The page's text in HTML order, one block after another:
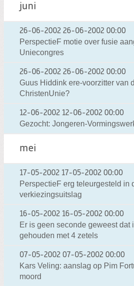
juni
26-06-2002 26-06-2002 00:00
PerspectieF motie over fusie
Uniecongres
26-06-2002 26-06-2002 00:00
Guus Hiddink ere-voorzitter van
ChristenUnie?
12-06-2002 12-06-2002 00:00
Gezocht: Jongeren-
mei
17-05-2002 17-05-2002 00:00
PerspectieF erg teleurgesteld in
verkiezingsuitslag
16-05-2002 16-05-2002 00:00
Er is geen seconde geweest dat
gehouden met 4 zetels
07-05-2002 07-05-2002 00:00
Kars Veling: aanslag op Pim
moord